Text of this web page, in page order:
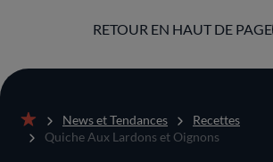
RETOUR EN HAUT DE PAGE
Accueil
News et Tendances
Recettes
Quiche Aux Lardons et Oignons